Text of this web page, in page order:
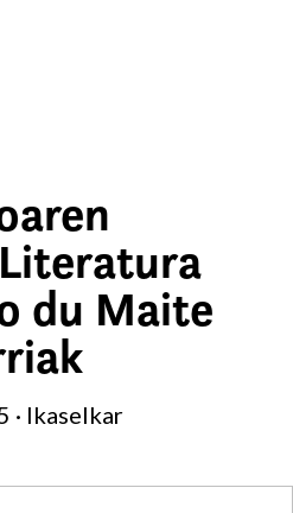
du Maite
· Ikaselkar